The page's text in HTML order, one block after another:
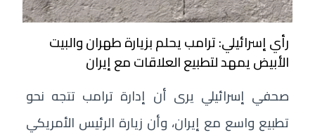
رأي إسرائيلي: ترامب يحلم بزيارة طهران والبيت
الأبيض يمهد لتطبيع العلاقات مع إيران
صحفي إسرائيلي يرى أن إدارة ترامب تتجه نحو
تطبيع واسع مع إيران، وأن زيارة الرئيس الأمريكي